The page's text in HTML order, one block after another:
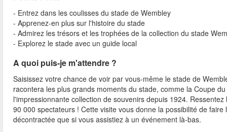
- Entrez dans les coulisses du stade de Wembley
- Apprenez-en plus sur l'histoire du stade
- Admirez les trésors et les trophées de la collection du stade
- Explorez le stade avec un guide local
A quoi puis-je m'attendre ?
Saisissez votre chance de voir par vous-même le stade de
racontera les plus grands moments du stade, comme la Coupe
l'impressionnante collection de souvenirs depuis 1924.
90 000 spectateurs ! Cette visite vous donne la possibilité de
décontractée que si vous assistiez à un événement là-bas.